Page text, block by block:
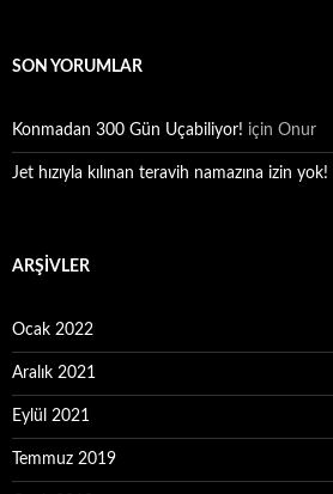
SON YORUMLAR
Konmadan 300 Gün Uçabiliyor! için Onur
Jet hızıyla kılınan teravih namazına izin yok!
ARŞIVLER
Ocak 2022
Aralık 2021
Eylül 2021
Temmuz 2019